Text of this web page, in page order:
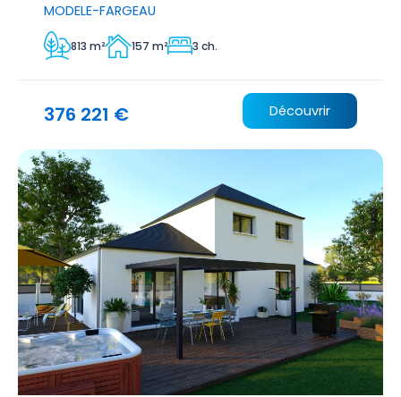
MODELE-FARGEAU
813 m² 157 m² 3 ch.
376 221 € Découvrir